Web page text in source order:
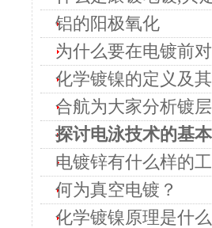
铝的阳极氧化
为什么要在电镀前
化学镀镍的定义及
合航为大家分析镀
探讨电泳技术的基
电镀锌有什么样的
何为真空电镀？
化学镀镍原理是什